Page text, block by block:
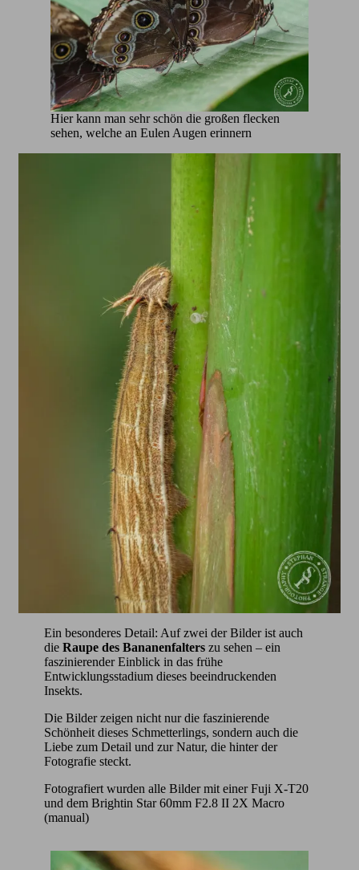
Hier kann man sehr schön die großen flecken
sehen, welche an Eulen Augen erinnern
Ein besonderes Detail: Auf zwei der Bilder ist auch
dieRaupe des Bananenfalters zu sehen – ein
faszinierender Einblick in das frühe
Entwicklungsstadium dieses beeindruckenden
Insekts.
Die Bilder zeigen nicht nur die faszinierende
Schönheit dieses Schmetterlings, sondern auch die
Liebe zum Detail und zur Natur, die hinter der
Fotografie steckt.
Fotografiert wurden alle Bilder mit einer Fuji X-T20
und dem Brightin Star 60mm F2.8 II 2X Macro
(manual)